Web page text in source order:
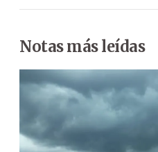
Notas más leídas